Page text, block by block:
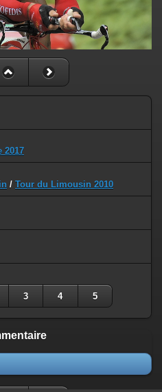
2017
/ Tour du Limousin 2010
3 4 5